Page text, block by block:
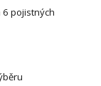
6 pojistných